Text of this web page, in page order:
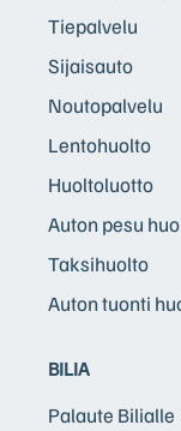
Tiepalvelu
Sijaisauto
Noutopalvelu
Lentohuolto
Huoltoluotto
Auton pesu
Taksihuolto
Auton tuonti
BILIA
Palaute Bilialle